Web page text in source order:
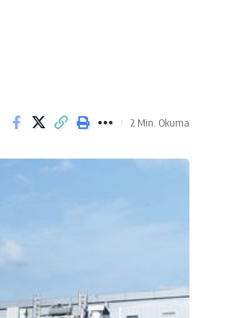
2 Min. Okuma